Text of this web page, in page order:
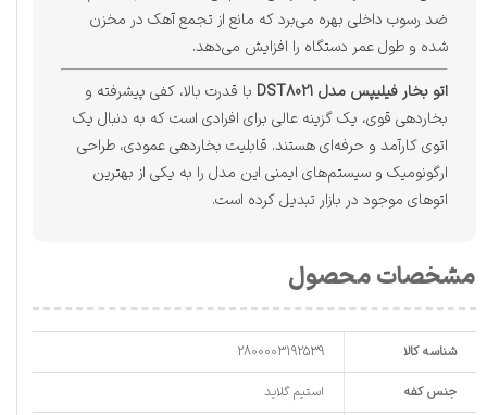
مشخصات محصول
شناسه کالا 2800003192539
جنس کفه استیم گلاید
ضد رسوب داخلی بهره می‌برد که مانع از تجمع آهک در مخزن
شده و طول عمر دستگاه را افزایش می‌دهد.
اتو بخار فیلیپس مدل DST8021
با قدرت بالا، کفی پیشرفته و
بخاردهی قوی، یک گزینه عالی برای افرادی است که به دنبال یک
اتوی کارآمد و حرفه‌ای هستند. قابلیت بخاردهی عمودی، طراحی
ارگونومیک و سیستم‌های ایمنی این مدل را به یکی از بهترین
اتوهای موجود در بازار تبدیل کرده است.